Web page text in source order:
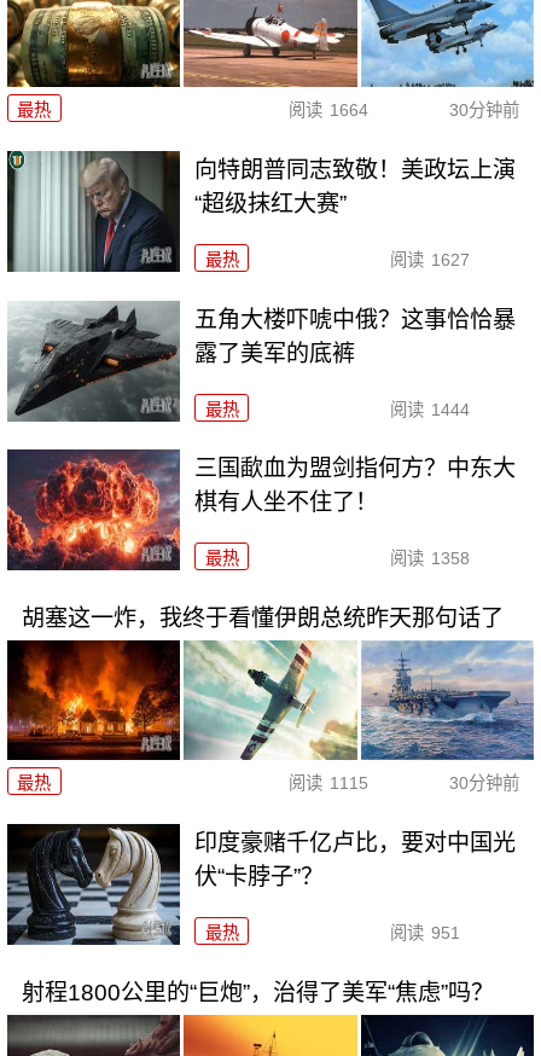
最热 阅读 1664 30分钟前
向特朗普同志致敬！美政坛上演
“超级抹红大赛”
最热 阅读 1627
五角大楼吓唬中俄？这事恰恰暴
露了美军的底裤
最热 阅读 1444
三国歃血为盟剑指何方？中东大
棋有人坐不住了！
最热 阅读 1358
胡塞这一炸，我终于看懂伊朗总统昨天那句话了
最热 阅读 1115 30分钟前
印度豪赌千亿卢比，要对中国光
伏“卡脖子”？
最热 阅读 951
射程1800公里的“巨炮”，治得了美军“焦虑”吗？